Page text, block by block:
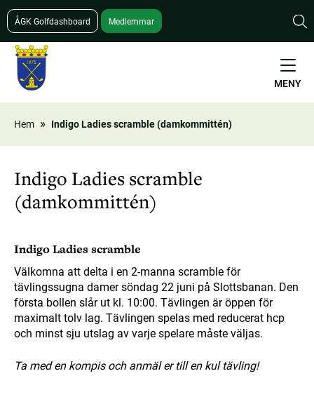
Hoppa
till
huvudinnehåll
ÅGK Golfdashboard Medlemmar
MENY
Hem Indigo Ladies scramble (damkommittén)
Indigo Ladies scramble
(damkommittén)
Indigo Ladies scramble
Välkomna att delta i en 2-manna scramble för
tävlingssugna damer söndag 22 juni på Slottsbanan. Den
första bollen slår ut kl. 10:00. Tävlingen är öppen för
maximalt tolv lag. Tävlingen spelas med reducerat hcp
och minst sju utslag av varje spelare måste väljas.
Ta med en kompis och anmäl er till en kul tävling!